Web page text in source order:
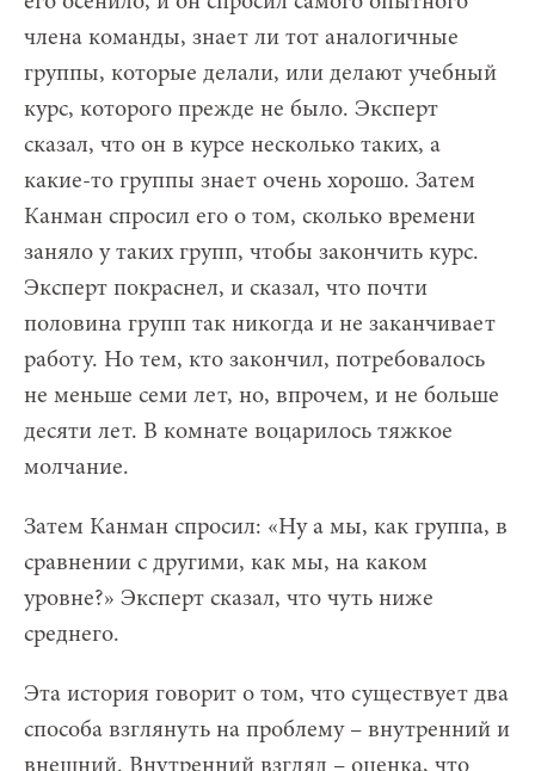
члена команды, знает ли тот аналогичные
группы, которые делали, или делают учебный
курс, которого прежде не было. Эксперт
сказал, что он в курсе несколько таких, а
какие-то группы знает очень хорошо. Затем
Канман спросил его о том, сколько времени
заняло у таких групп, чтобы закончить курс.
Эксперт покраснел, и сказал, что почти
половина групп так никогда и не заканчивает
работу. Но тем, кто закончил, потребовалось
не меньше семи лет, но, впрочем, и не больше
десяти лет. В комнате воцарилось тяжкое
молчание.
Затем Канман спросил: «Ну а мы, как группа, в
сравнении с другими, как мы, на каком
уровне?» Эксперт сказал, что чуть ниже
среднего.
Эта история говорит о том, что существует два
способа взглянуть на проблему – внутренний и
внешний. Внутренний взгляд – оценка, что